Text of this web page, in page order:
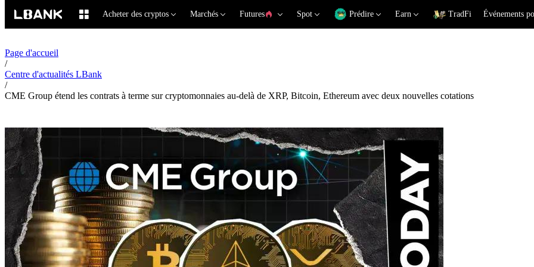
Acheter des cryptos Marchés Futures Spot Prédire Earn TradFi Événements
Page d'accueil
/
Centre d'actualités LBank
/
CME Group étend les contrats à terme sur cryptomonnaies au-delà de XRP, Bitcoin, Ethereum avec deux nouvelles cotations